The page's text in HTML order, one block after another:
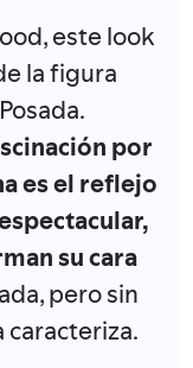
este look
la figura
por
es el reflejo
su cara
pero sin
caracteriza.